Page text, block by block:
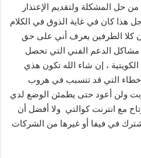
حل المشكلة ولتقديم الإعتذار
هذا كان في غاية الذوق في الكلام
كلا الطرفين يعرف أني على حق
الدعم الفني التي تحصل
، إن شاء الله تكون هذي
التي قد تتسبب في هروب
ولن أعود حتى يطمئن الوضع لدي
مع انترنت كوالتي ولا أفضل أن
في فيفا أو غيرها من الشركات